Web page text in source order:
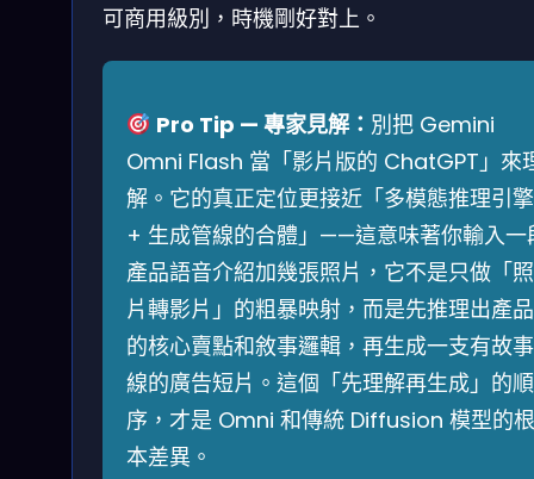
可商用級別，時機剛好對上。
Pro Tip — 專家見解： 別把 Gemini
Omni Flash 當「影片版的 ChatGPT」來
解。它的真正定位更接近「多模態推理引擎
+ 生成管線的合體」——這意味著你輸入一
產品語音介紹加幾張照片，它不是只做「照
片轉影片」的粗暴映射，而是先推理出產品
的核心賣點和敘事邏輯，再生成一支有故事
線的廣告短片。這個「先理解再生成」的順
序，才是 Omni 和傳統 Diffusion 模型的根
本差異。